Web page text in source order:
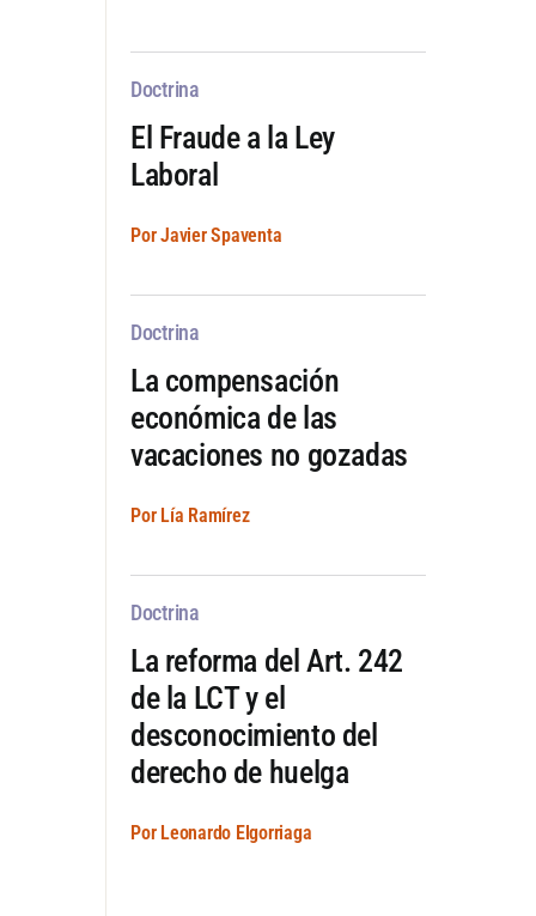
Doctrina
El Fraude a la Ley
Laboral
Por Javier Spaventa
Doctrina
La compensación
económica de las
vacaciones no gozadas
Por Lía Ramírez
Doctrina
La reforma del Art. 242
de la LCT y el
desconocimiento del
derecho de huelga
Por Leonardo Elgorriaga